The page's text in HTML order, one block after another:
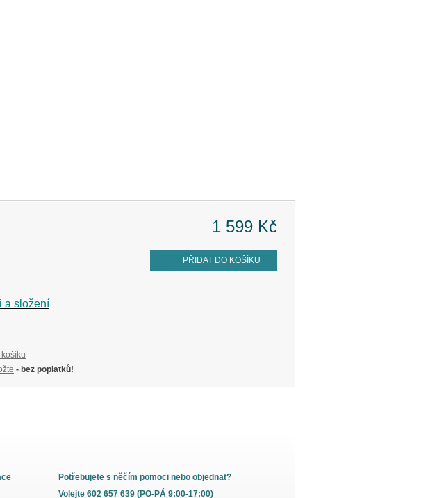
1 599 Kč
PŘIDAT DO KOŠÍKU
a složení
- bez poplatků!
Potřebujete s něčím pomoci nebo objednat?
Volejte 602 657 639 (PO-PÁ 9:00-17:00)